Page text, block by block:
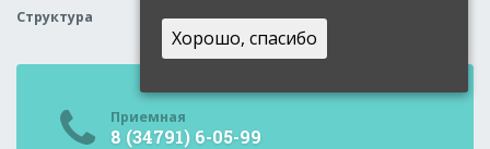
Структура
Приемная
8 (34791) 6-05-99
Хорошо, спасибо